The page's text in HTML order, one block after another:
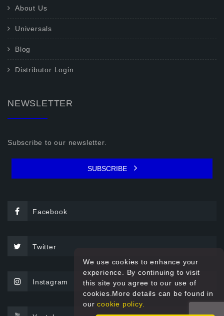
About Us
Universals
Blog
Distributor Login
NEWSLETTER
Subscribe to our newsletter.
SUBSCRIBE
Facebook
Twitter
Instagram
We use cookies to enhance your
experience. By continuing to visit
this site you agree to our use of
cookies.More details can be found in
ourcookie policy.